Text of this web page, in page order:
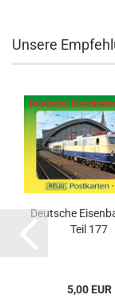
Unsere
Deutsche
Teil 177
5,00 EUR